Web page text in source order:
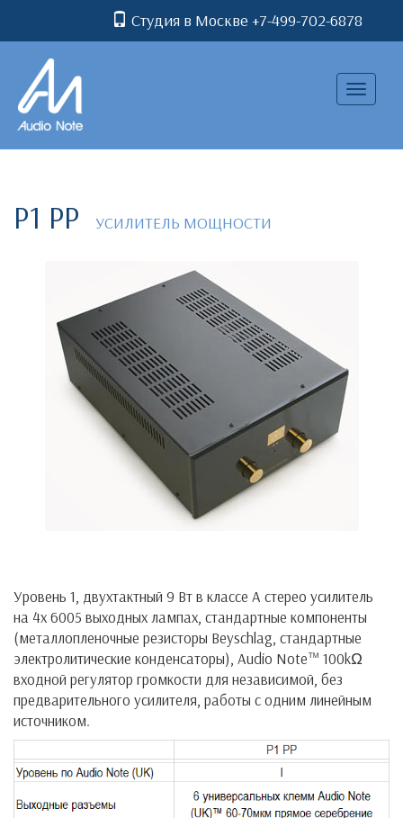
Студия в Москве +7-499-702-6878
Toggle
P1 PP УСИЛИТЕЛЬ МОЩНОСТИ
Уровень 1, двухтактный 9 Вт в классе А стерео усилитель
на 4х 6005 выходных лампах, стандартные компоненты
(металлопленочные резисторы Beyschlag, стандартные
электролитические конденсаторы), Audio Note™ 100kΩ
входной регулятор громкости для независимой, без
предварительного усилителя, работы с одним линейным
источником.